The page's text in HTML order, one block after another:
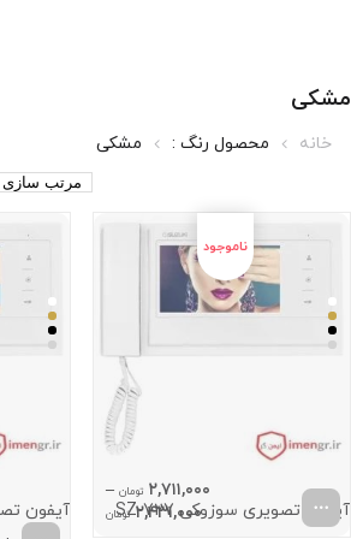
مشکی
خانه محصول رنگ : مشکی
آیفون تصویری سوزوکی SZ-727
۲,۷۱۱,۰۰۰ تومان –
۲,۴۳۱,۰۰۰ تومانPrice